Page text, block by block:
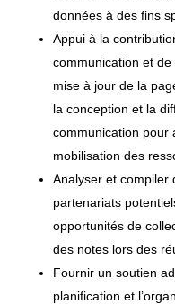
données à des fins
Appui à la
communication et
mise à jour de la
la conception et la
communication pour
mobilisation des
Analyser et compiler
partenariats
opportunités de
des notes lors des
Fournir un soutien
planification et